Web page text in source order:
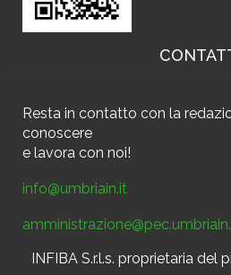
Resta in contatto con la
conoscere
e lavora con noi!
info@umbriain.it
INFIBA S.r.l.s. proprietaria del